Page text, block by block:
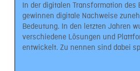
In der digitalen Transformation des
gewinnen digitale Nachweise
Bedeutung. In den letzten Jahren
verschiedene Lösungen und
entwickelt. Zu nennen sind dabei